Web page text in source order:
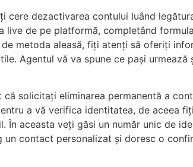
dezactivarea contului luând
live de pe platformă, completând
metoda aleasă, fiți atenți să oferiți
Agentul vă va spune ce pași urmează
solicitați eliminarea permanentă a
a vă verifica identitatea, de aceea
aceasta veți găsi un număr unic de
contact personalizat și doresc o